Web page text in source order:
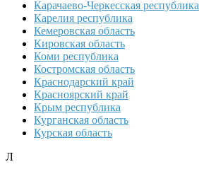
Карачаево-Черкесская республика
Карелия республика
Кемеровская область
Кировская область
Коми республика
Костромская область
Краснодарский край
Красноярский край
Крым республика
Курганская область
Курская область
Л